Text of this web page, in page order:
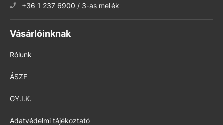
+36 1 237 6900 / 3-as mellék
Vásárlóinknak
Rólunk
ÁSZF
GY.I.K.
Adatvédelmi tájékoztató